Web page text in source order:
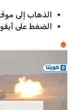
الذهاب إلى
الضغط على